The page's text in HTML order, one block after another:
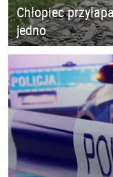
Chłopiec
jedno